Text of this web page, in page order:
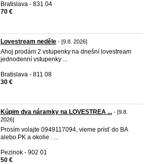
Bratislava - 831 04
70 €
Lovestream neděle - [9.8. 2026]
Ahoj prodám 2 vstupenky na dnešní lovestream
jednodenní vstupenky ...
Bratislava - 811 08
30 €
Kúpim dva náramky na LOVESTREA ... - [9.8.
2026]
Prosím volajte 0949117094, vieme prísť do BA
alebo PK a okolie . ...
Pezinok - 902 01
50 €